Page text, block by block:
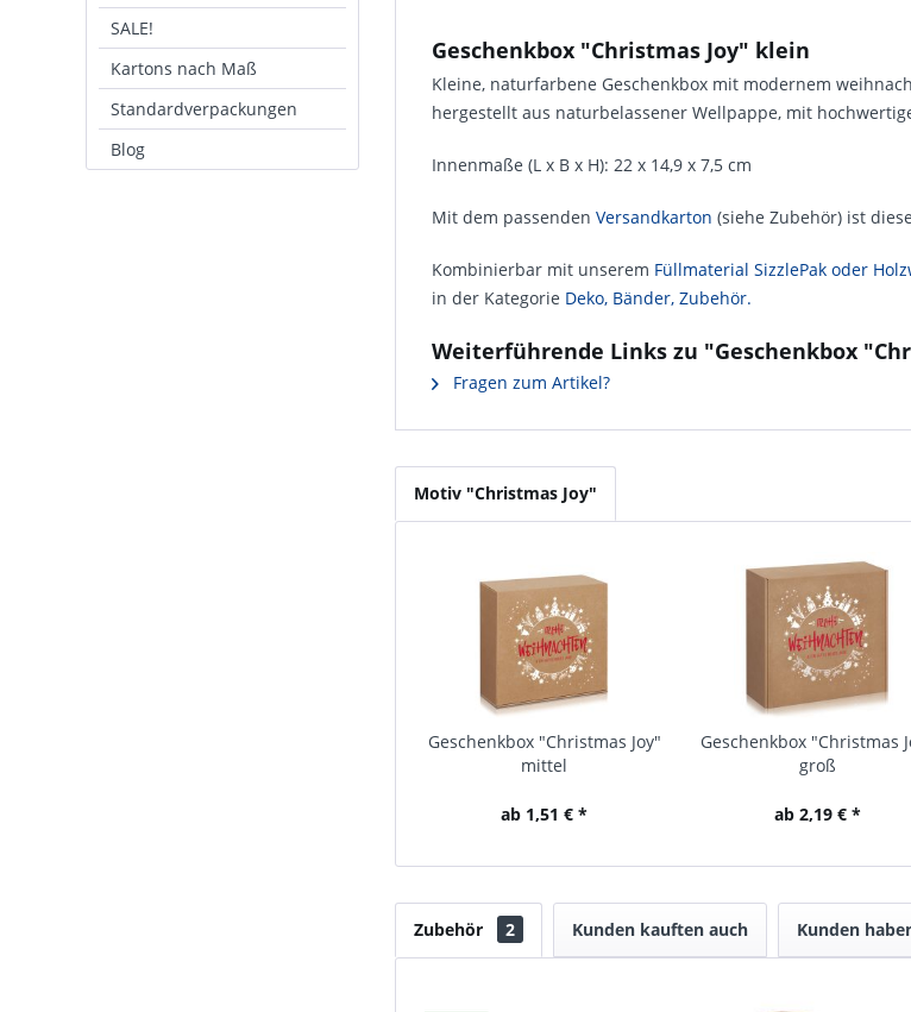
SALE!
Kartons nach Maß
Standardverpackungen
Blog
Geschenkbox "Christmas Joy" klein
Kleine, naturfarbene Geschenkbox mit modernem
hergestellt aus naturbelassener Wellpappe, mit
Innenmaße (L x B x H): 22 x 14,9 x 7,5 cm
Mit dem passenden Versandkarton (siehe Zubehör) ist
Kombinierbar mit unserem Füllmaterial SizzlePak oder
in der Kategorie Deko, Bänder, Zubehör.
Weiterführende Links zu "Geschenkbox
Fragen zum Artikel?
Motiv "Christmas Joy"
Geschenkbox "Christmas Joy"
mittel
ab 1,51 € *
Geschenkbox "Christmas
groß
ab 2,19 € *
Zubehör 2 Kunden kauften auch Kunden